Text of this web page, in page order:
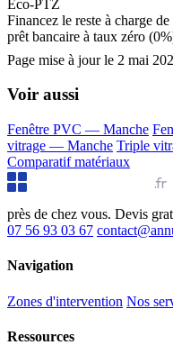
Éco-PTZ
Financez le reste à charge
prêt bancaire à taux zéro
Page mise à jour le 2 mai
Voir aussi
Fenêtre PVC — Manche
vitrage — Manche Triple
Comparatif matériaux
Annuaire Fenêtres.fr
près de chez vous. Devis
07 56 93 03 67
Navigation
Zones d'intervention Nos
Ressources